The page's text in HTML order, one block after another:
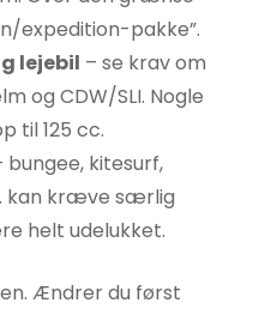
expedition-pakke”.
lejebil – se krav om
og CDW/SLI. Nogle
til 125 cc.
bungee, kitesurf,
kan kræve særlig
helt udelukket.
Ændrer du først